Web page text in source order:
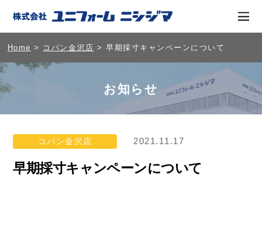
Home > コパン金沢店 > 早期採寸キャンペーンについて
お知らせ
コパン金沢店 2021.11.17
早期採寸キャンペーンについて